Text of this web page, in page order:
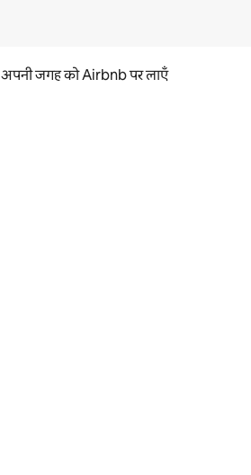
अपनी जगह को Airbnb पर लाएँ